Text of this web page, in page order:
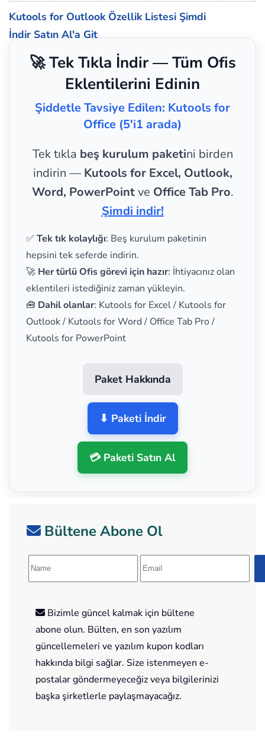
Kutools for Outlook Özellik Listesi Şimdi
İndir Satın Al'a Git
🚀 Tek Tıkla İndir — Tüm Ofis
Eklentilerini Edinin
Şiddetle Tavsiye Edilen: Kutools for
Office (5'i1 arada)
Tek tıkla beş kurulum paketini birden
indirin — Kutools for Excel, Outlook,
Word, PowerPointve Office Tab Pro.
Şimdi indir!
✅ Tek tık kolaylığı: Beş kurulum paketinin
hepsini tek seferde indirin.
🚀 Her türlü Ofis görevi için hazır: İhtiyacınız olan
eklentileri istediğiniz zaman yükleyin.
🧰 Dahil olanlar: Kutools for Excel / Kutools for
Outlook / Kutools for Word / Office Tab Pro /
Kutools for PowerPoint
Paket Hakkında
⬇ Paketi İndir
💳 Paketi Satın Al
Bültene Abone Ol
Bizimle güncel kalmak için bültene
abone olun. Bülten, en son yazılım
güncellemeleri ve yazılım kupon kodları
hakkında bilgi sağlar. Size istenmeyen e-
postalar göndermeyeceğiz veya bilgilerinizi
başka şirketlerle paylaşmayacağız.